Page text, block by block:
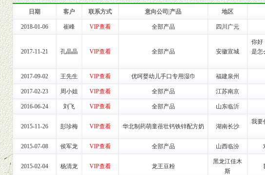
能手、专业营养师、儿童营养专家为客户提供包括销售、营养、售后服务等各项专业培
、妈妈手册、VI手册、专柜、POP终端宣传物料、多样化的促销物品、礼品等。
理商、经销商提供活动策划，物料支持、人员支持等。媒体宣传支持
志、直销目录等全国性投放，扩大产品体宣传支持
、直销目录等全国性投放，扩大产品宣传，提高产品美誉度。
支持
内的独家垄断性经营权益。
根据经销商销售情况派人员驻地指导。
，并给予相应的政策，充分保证经销产品丰厚的利润空间和市场经营的高额回报。
障制度，保证经销商合作零风险。
日期 客户 联系方式 意向公司|产品 地区
2018-01-06 崔峰 VIP查看 全部产品 四川广元
2017-11-21 孔晶晶 VIP查看 全部产品 安徽宣城
你好
是怎
2017-09-02 王先生 VIP查看 优呵婴幼儿手口专用湿巾 福建泉州
2017-02-23 周小姐 VIP查看 全部产品 江苏南京
2016-06-24 刘飞 VIP查看 全部产品 山东临沂
2015-11-26 彭珍梅 VIP查看 华北制药萌童蓓壮钙铁锌配方奶 湖南长沙
我要
2015-07-08 侯军龙 VIP查看 全部产品 山西临汾
2015-02-04 杨清龙 VIP查看 龙王豆粉
黑龙江佳木
斯